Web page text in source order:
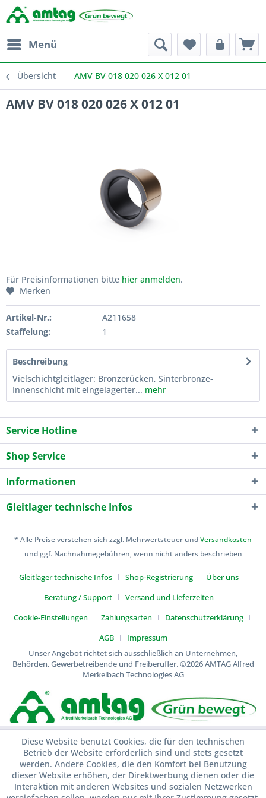
Menü
Übersicht AMV BV 018 020 026 X 012 01
AMV BV 018 020 026 X 012 01
Für Preisinformationen bitte hier anmelden.
Merken
Artikel-Nr.:
A211658
Staffelung:
1
Beschreibung
Vielschichtgleitlager: Bronzerücken, Sinterbronze-
Innenschicht mit eingelagerter... mehr
Service Hotline
Shop Service
Informationen
Gleitlager technische Infos
* Alle Preise verstehen sich zzgl. Mehrwertsteuer undVersandkosten
und ggf. Nachnahmegebühren, wenn nicht anders beschrieben
Gleitlager technische Infos Shop-Registrierung
Über uns
Beratung / Support
Versand und Lieferzeiten
Cookie-Einstellungen
Zahlungsarten
Datenschutzerklärung
AGB
Impressum
Unser Angebot richtet sich ausschließlich an Unternehmen,
Behörden, Gewerbetreibende und Freiberufler.©2026 AMTAG Alfred
Merkelbach Technologies AG
Diese Website benutzt Cookies, die für den technischen
Betrieb der Website erforderlich sind und stets gesetzt
werden. Andere Cookies, die den Komfort bei Benutzung
dieser Website erhöhen, der Direktwerbung dienen oder die
Interaktion mit anderen Websites und sozialen Netzwerken